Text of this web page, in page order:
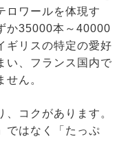
ロワールを体現す
か35000本～40000
ギリスの特定の愛好
い、フランス国内で
せん。
、コクがあります。
ではなく「たっぷ